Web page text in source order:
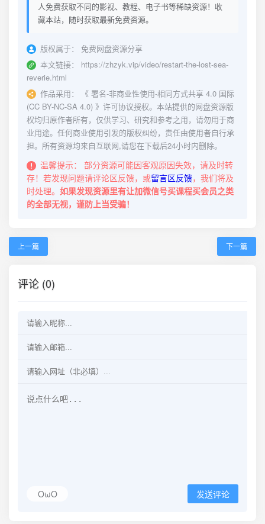
人免费获取不同的影视、教程、电子书等稀缺资源！收
藏本站，随时获取最新免费资源。
版权属于：
免费网盘资源分享
本文链接：
https://zhzyk.vip/video/restart-the-lost-sea-
reverie.html
作品采用：
《 署名-非商业性使用-相同方式共享 4.0 国际
(CC BY-NC-SA 4.0) 》许可协议授权。本站提供的网盘资源版
权均归原作者所有，仅供学习、研究和参考之用，请勿用于商
业用途。任何商业使用引发的版权纠纷，责任由使用者自行承
担。所有资源均来自互联网,请您在下载后24小时内删除。
温馨提示：
部分资源可能因客观原因失效，请及时转
存！若发现问题请评论区反馈，或留言区反馈，我们将及
时处理。 如果发现资源里有让加微信号买课程买会员之类
的全部无视，谨防上当受骗！
上一篇 下一篇
评论 (0)
OωO 发送评论